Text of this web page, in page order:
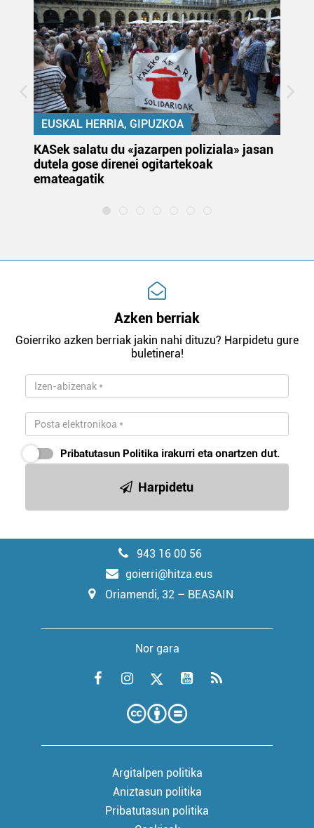
EUSKAL HERRIA, GIPUZKOA
KASek salatu du «jazarpen poliziala» jasan
dutela gose direnei ogitartekoak
emateagatik
Azken berriak
Goierriko azken berriak jakin nahi dituzu? Harpidetu gure
buletinera!
Pribatutasun Politika irakurri eta onartzen dut.
Harpidetu
943 16 00 56
goierri@hitza.eus
Oriamendi, 32 – BEASAIN
Nor gara
Argitalpen politika
Aniztasun politika
Pribatutasun politika